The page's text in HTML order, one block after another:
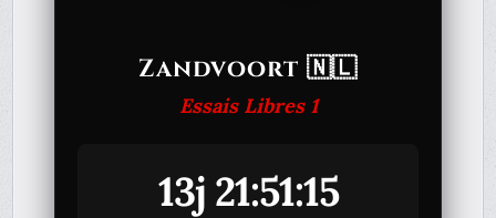
Zandvoort 🇳🇱
Essais Libres 1
13j 21:51:15